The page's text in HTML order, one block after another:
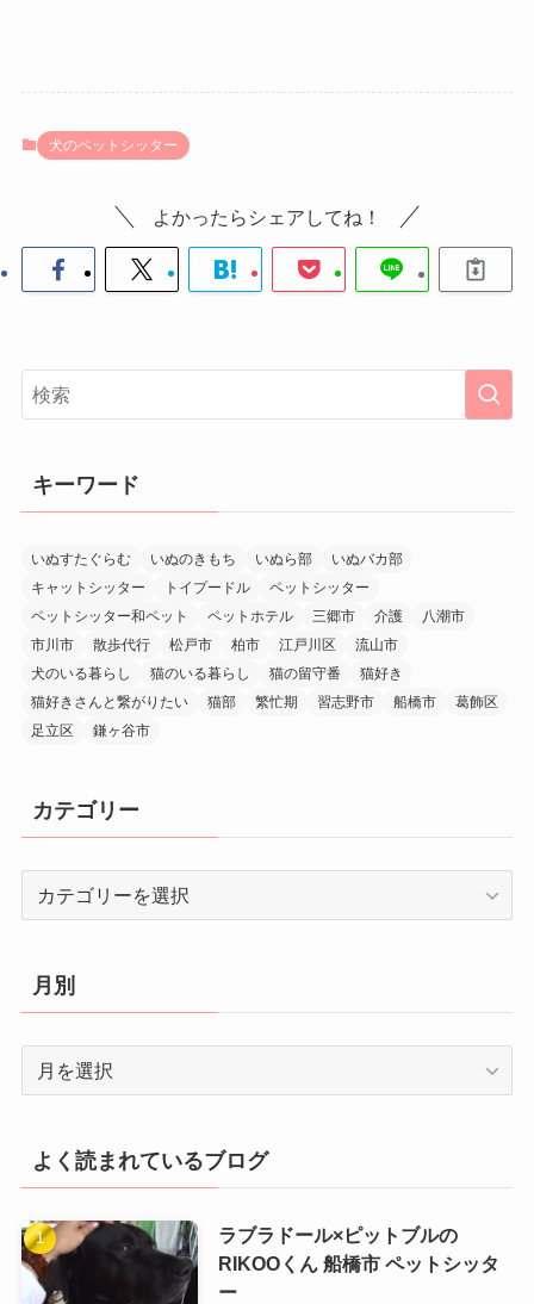
犬のペットシッター
よかったらシェアしてね！
キーワード
いぬすたぐらむ いぬのきもち いぬら部
いぬバカ部
キャットシッター
トイプードル
ペットシッター
ペットシッター和ペット
ペットホテル 三郷市 介護
八潮市
市川市
散歩代行 松戸市 柏市 江戸川区
流山市
犬のいる暮らし
猫のいる暮らし 猫の留守番
猫好き
猫好きさんと繋がりたい
猫部 繁忙期 習志野市 船橋市
葛飾区
足立区
鎌ヶ谷市
カテゴリー
リ
ー
月別
よく読まれているブログ
ラブラドール×ピットブルの
RIKOOくん 船橋市 ペットシッタ
ー